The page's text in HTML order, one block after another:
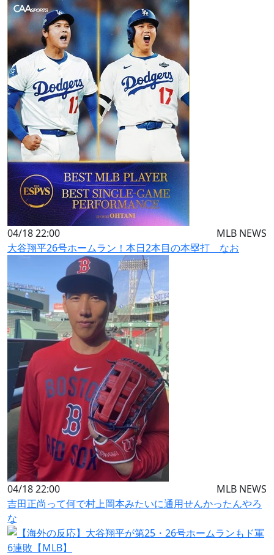
04/18 22:00
MLB NEWS
大谷翔平26号ホームラン！本日2本目の本塁打 なお
04/18 22:00
MLB NEWS
吉田正尚って何で村上岡本みたいに通用せんかったんやろ
な